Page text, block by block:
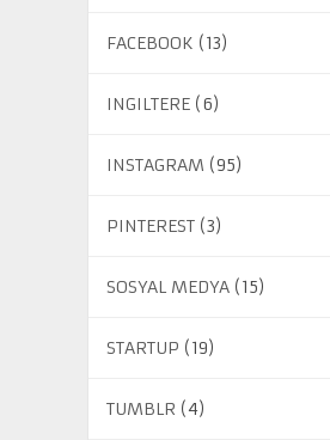
FACEBOOK (13)
INGILTERE(6)
INSTAGRAM (95)
PINTEREST(3)
SOSYAL MEDYA(15)
STARTUP (19)
TUMBLR (4)